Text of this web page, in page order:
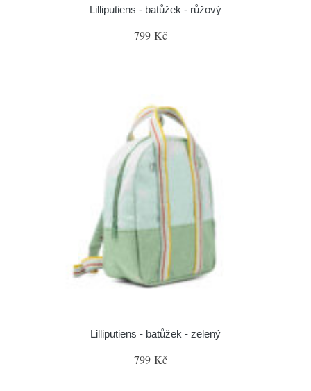
Lilliputiens - batůžek - růžový
799 Kč
Lilliputiens - batůžek - zelený
799 Kč